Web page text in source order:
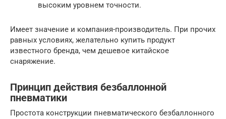
высоким уровнем точности.
Имеет значение и компания-производитель. При прочих
равных условиях, желательно купить продукт
известного бренда, чем дешевое китайское
снаряжение.
Принцип действия безбаллонной
пневматики
Простота конструкции пневматического безбаллонного